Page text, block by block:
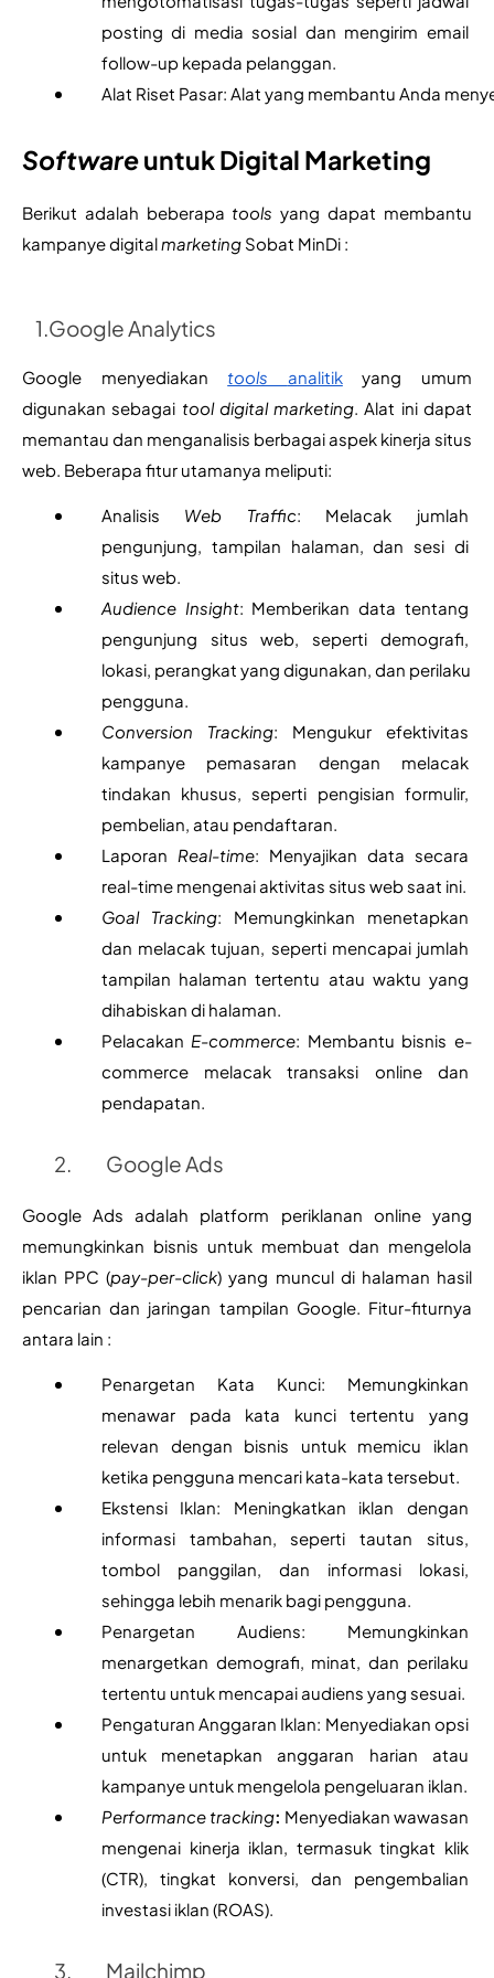
posting di media sosial dan mengirim email
follow-up kepada pelanggan.
Alat Riset Pasar: Alat yang membantu Anda
Software untuk Digital Marketing
Berikut adalah beberapa tools yang dapat membantu
kampanye digital marketing Sobat MinDi :
1.Google Analytics
Google menyediakan tools analitik yang umum
digunakan sebagai tool digital marketing. Alat ini dapat
memantau dan menganalisis berbagai aspek kinerja situs
web. Beberapa fitur utamanya meliputi:
Analisis Web Traffic: Melacak jumlah
pengunjung, tampilan halaman, dan sesi di
situs web.
Audience Insight: Memberikan data tentang
pengunjung situs web, seperti demografi,
lokasi, perangkat yang digunakan, dan perilaku
pengguna.
Conversion Tracking: Mengukur efektivitas
kampanye pemasaran dengan melacak
tindakan khusus, seperti pengisian formulir,
pembelian, atau pendaftaran.
Laporan Real-time: Menyajikan data secara
real-time mengenai aktivitas situs web saat ini.
Goal Tracking: Memungkinkan menetapkan
dan melacak tujuan, seperti mencapai jumlah
tampilan halaman tertentu atau waktu yang
dihabiskan di halaman.
Pelacakan E-commerce: Membantu bisnis e-
commerce melacak transaksi online dan
pendapatan.
Google Ads
Google Ads adalah platform periklanan online yang
memungkinkan bisnis untuk membuat dan mengelola
iklan PPC (pay-per-click) yang muncul di halaman hasil
pencarian dan jaringan tampilan Google. Fitur-fiturnya
antara lain :
Penargetan Kata Kunci: Memungkinkan
menawar pada kata kunci tertentu yang
relevan dengan bisnis untuk memicu iklan
ketika pengguna mencari kata-kata tersebut.
Ekstensi Iklan: Meningkatkan iklan dengan
informasi tambahan, seperti tautan situs,
tombol panggilan, dan informasi lokasi,
sehingga lebih menarik bagi pengguna.
Penargetan Audiens: Memungkinkan
menargetkan demografi, minat, dan perilaku
tertentu untuk mencapai audiens yang sesuai.
Pengaturan Anggaran Iklan: Menyediakan opsi
untuk menetapkan anggaran harian atau
kampanye untuk mengelola pengeluaran iklan.
Performance tracking: Menyediakan wawasan
mengenai kinerja iklan, termasuk tingkat klik
(CTR), tingkat konversi, dan pengembalian
investasi iklan (ROAS).
Mailchimp